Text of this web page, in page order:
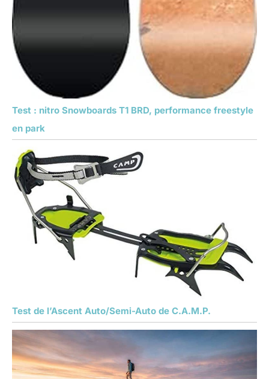
Test : nitro Snowboards T1 BRD, performance freestyle
en park
Test de l’Ascent Auto/Semi-Auto de C.A.M.P.